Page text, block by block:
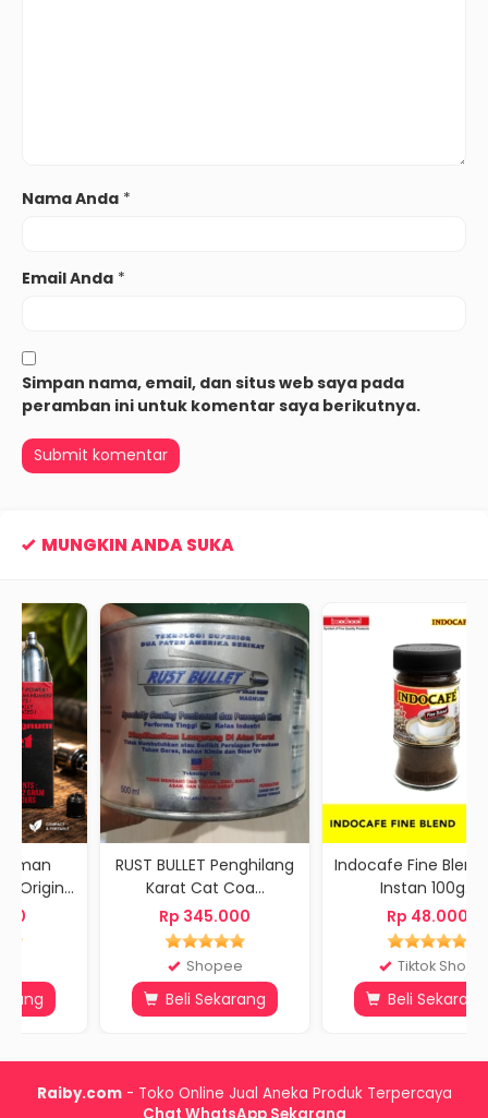
Nama Anda *
Email Anda *
Simpan nama, email, dan situs web saya pada
peramban ini untuk komentar saya berikutnya.
MUNGKIN ANDA SUKA
RUST BULLET Penghilang
Karat Cat Coa...
Rp 345.000
Shopee
Beli Sekarang
Indocafe Fine Blend Kopi
Instan 100g...
Rp 48.000
Tiktok Shop
Beli Sekarang
Raiby.com- Toko Online Jual Aneka Produk Terpercaya